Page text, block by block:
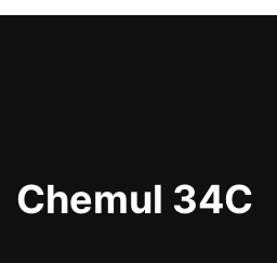
Chemul 34C